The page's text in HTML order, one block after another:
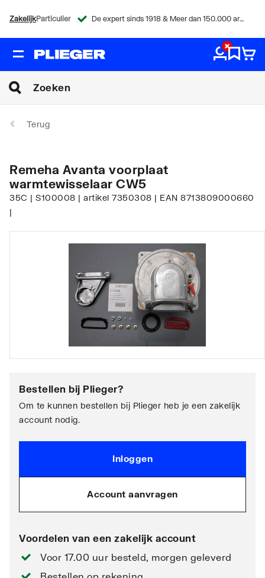
ZakelijkParticulier De expert sinds 1918 & Meer dan 150.000 artikelen
Terug
Remeha Avanta voorplaat
warmtewisselaar CW5
35C | S100008 | artikel 7350308 | EAN 8713809000660
|
Bestellen bij Plieger?
Om te kunnen bestellen bij Plieger heb je een zakelijk
account nodig.
Inloggen
Account aanvragen
Voordelen van een zakelijk account
Voor 17.00 uur besteld, morgen geleverd
Bestellen op rekening